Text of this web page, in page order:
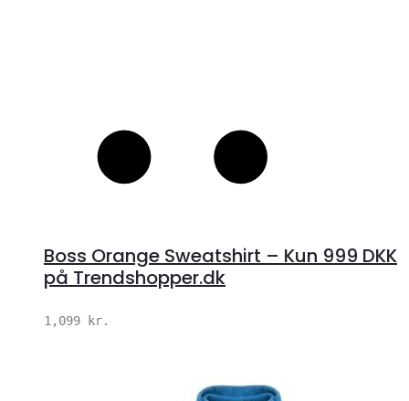
Boss Orange Sweatshirt – Kun 999 DKK
på Trendshopper.dk
1,099 kr.